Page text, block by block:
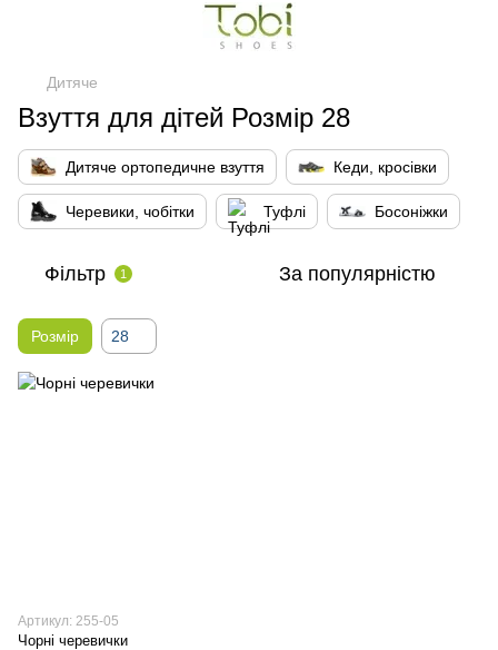
Дитяче
Взуття для дітей Розмір 28
Дитяче ортопедичне взуття Кеди, кросівки
Черевики, чобітки Туфлі Босоніжки
Фільтр 1 За популярністю
Розмір 28
Артикул: 255-05
Чорні черевички